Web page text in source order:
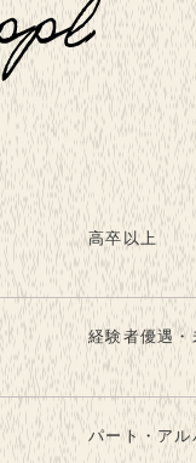
高卒以上
経験者優遇
パート・ア